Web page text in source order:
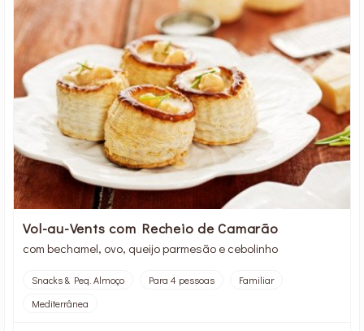
Vol-au-Vents com Recheio de Camarão
com bechamel, ovo, queijo parmesão e cebolinho
Snacks & Peq. Almoço Para 4 pessoas
Familiar
Mediterrânea